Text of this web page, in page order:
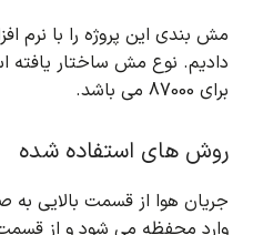
مش بندی این پروژه را با نرم
دادیم. نوع مش ساختار
برای 87000 می باشد.
روش های استفاده شده
جریان هوا از قسمت بالایی
وارد محفظه می شود و از